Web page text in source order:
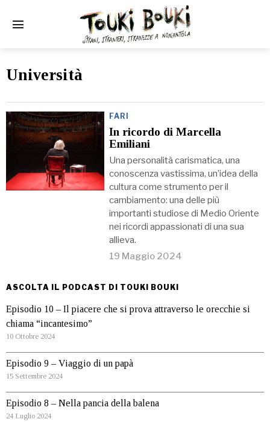
Università
FARI
In ricordo di Marcella
Emiliani
Una personalità carismatica, una
conoscenza vastissima, un’idea della
cultura come strumento per il
cambiamento: una delle più
importanti studiose di Medio Oriente
nei ricordi appassionati di una sua
allieva.
19 Maggio 2024
ASCOLTA IL PODCAST DI TOUKI BOUKI
Episodio 10 – Il piacere che si prova attraverso le orecchie si
chiama “incantesimo”
10 Ottobre 2024
Episodio 9 – Viaggio di un papà
15 Settembre 2024
Episodio 8 – Nella pancia della balena
24 Luglio 2024